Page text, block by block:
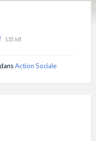
File
135 kB
dansAction Sociale